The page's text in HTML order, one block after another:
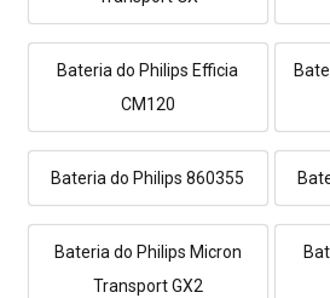
Bateria do Philips Efficia
CM120
Bateria do Philips 860355
Bateria do Philips Micron
Transport GX2